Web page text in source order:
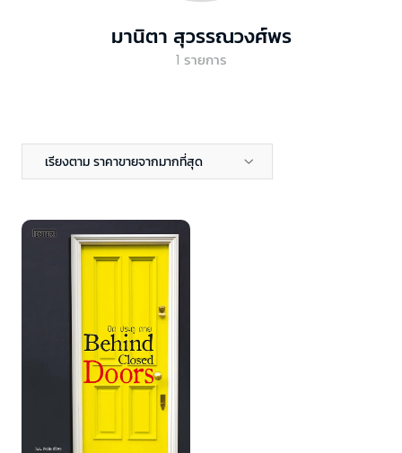
มานิตา สุวรรณวงศ์พร
1 รายการ
เรียงตาม ราคาขายจากมากที่สุด